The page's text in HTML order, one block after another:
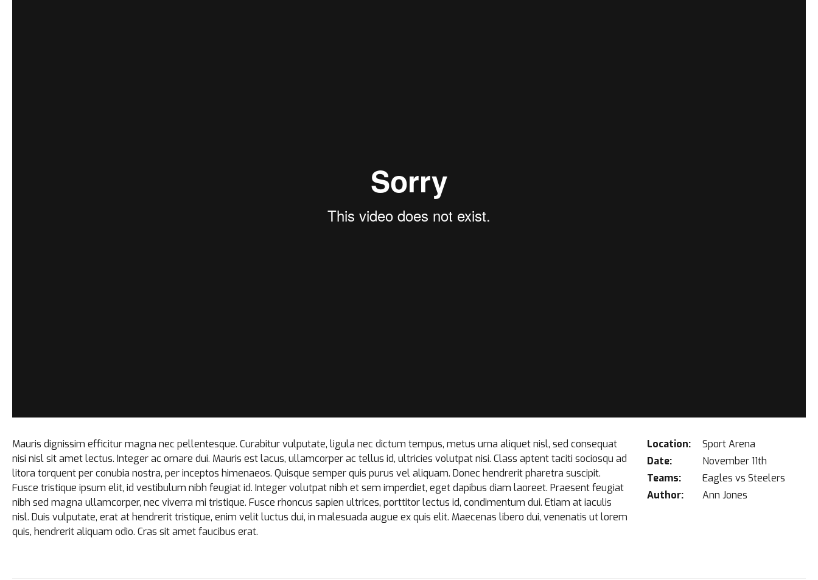
Location:
Sport Arena
Date:
November 11th
Teams:
Eagles vs Steelers
Author:
Ann Jones
Mauris dignissim efficitur magna nec pellentesque. Curabitur vulputate, ligula nec dictum tempus, metus urna aliquet nisl, sed consequat
nisi nisl sit amet lectus. Integer ac ornare dui. Mauris est lacus, ullamcorper ac tellus id, ultricies volutpat nisi. Class aptent taciti sociosqu ad
litora torquent per conubia nostra, per inceptos himenaeos. Quisque semper quis purus vel aliquam. Donec hendrerit pharetra suscipit.
Fusce tristique ipsum elit, id vestibulum nibh feugiat id. Integer volutpat nibh et sem imperdiet, eget dapibus diam laoreet. Praesent feugiat
nibh sed magna ullamcorper, nec viverra mi tristique. Fusce rhoncus sapien ultrices, porttitor lectus id, condimentum dui. Etiam at iaculis
nisl. Duis vulputate, erat at hendrerit tristique, enim velit luctus dui, in malesuada augue ex quis elit. Maecenas libero dui, venenatis ut lorem
quis, hendrerit aliquam odio. Cras sit amet faucibus erat.